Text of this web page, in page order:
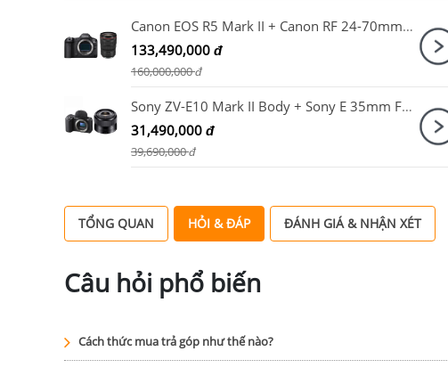
Canon EOS R5 Mark II + Canon RF 24-70mm F2.8 L IS USM
133,490,000 đ
160,000,000đ
Sony ZV-E10 Mark II Body + Sony E 35mm F1.8 OSS
31,490,000 đ
39,690,000đ
TỔNG QUAN HỎI & ĐÁP ĐÁNH GIÁ & NHẬN XÉT
Câu hỏi phổ biến
Cách thức mua trả góp như thế nào?